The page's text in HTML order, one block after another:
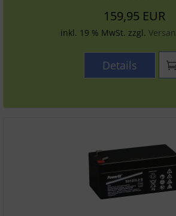
159,95 EUR
inkl. 19 % MwSt. zzgl.
Details